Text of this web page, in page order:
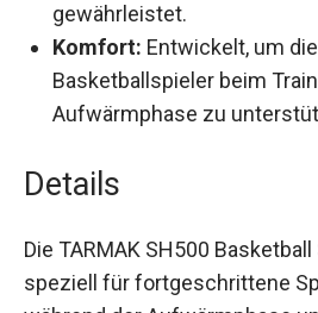
Komfort:Entwickelt, um die
anspruchsvollsten
Training und in der
unterstützen.
Details
Die TARMAK SH500
speziell für fortgeschrittene